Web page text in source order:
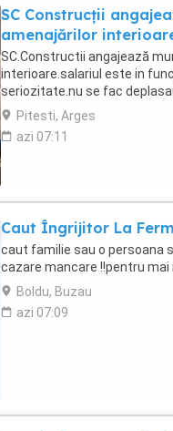
SC Construcții
amenajărilor
SC.Constructii angajează
interioare.salariul este in
seriozitate.nu se fac
Pitesti, Arges
azi 07:11
Caut Îngrijitor La
caut familie sau o persoana
cazare mancare !!pentru
Boldu, Buzau
azi 07:09